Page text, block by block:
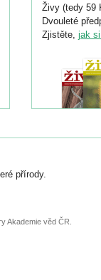
Živy (tedy 59
Dvouleté
Zjistěte, jak
přírody.
Akademie věd ČR.